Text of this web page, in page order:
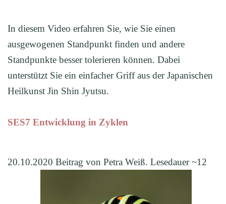
In diesem Video erfahren Sie, wie Sie einen
ausgewogenen Standpunkt finden und andere
Standpunkte besser tolerieren können. Dabei
unterstützt Sie ein einfacher Griff aus der Japanischen
Heilkunst Jin Shin Jyutsu.
SES7 Entwicklung in Zyklen
20.10.2020 Beitrag von Petra Weiß. Lesedauer ~12